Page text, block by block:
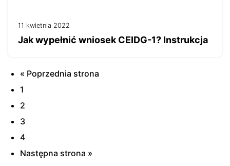
11 kwietnia 2022
Jak wypełnić wniosek CEIDG-1? Instrukcja
« Poprzednia strona
1
2
3
4
Następna strona »